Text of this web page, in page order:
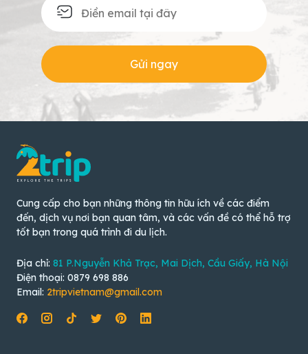
Gửi ngay
Cung cấp cho bạn những thông tin hữu ích về các điểm
đến, dịch vụ nơi bạn quan tâm, và các vấn đề có thể hỗ trợ
tốt bạn trong quá trình đi du lịch.
Địa chỉ: 81 P.Nguyễn Khả Trạc, Mai Dịch, Cầu Giấy, Hà Nội
Điện thoại: 0879 698 886
Email: 2tripvietnam@gmail.com